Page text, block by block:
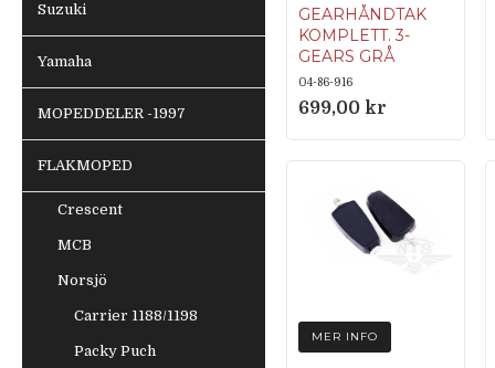
Suzuki
Yamaha
MOPEDDELER -1997
FLAKMOPED
Crescent
MCB
Norsjö
Carrier 1188/1198
Packy Puch
GEARHÅNDTAK
KOMPLETT. 3-
GEARS GRÅ
NTS-683.4,
Grå/KSZ
04-86-916
699,00 kr
MER INFO